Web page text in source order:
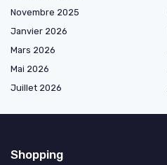
Novembre 2025
Janvier 2026
Mars 2026
Mai 2026
Juillet 2026
Shopping